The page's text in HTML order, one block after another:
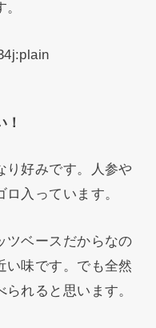
り好みです。人参や
入っています。
ツベースだからなの
い味です。でも全然
れると思います。